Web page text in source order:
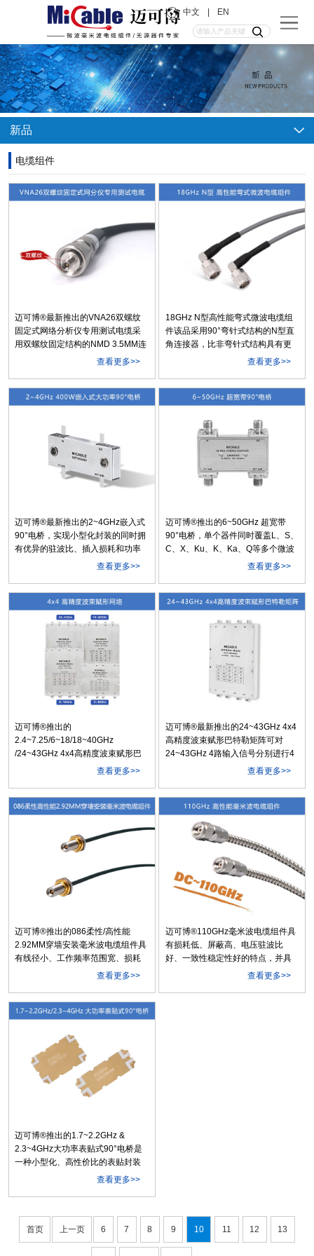
中文 | EN
新品
电缆组件
迈可博®最新推出的VNA26双螺纹
固定式网络分析仪专用测试电缆采
用双螺纹固定结构的NMD 3.5MM连
接器，连接稳定性更好，结构更可
查看更多>>
18GHz N型高性能弯式微波电缆组
件该品采用90°弯针式结构的N型直
角连接器，比非弯针式结构具有更
高的工作频率与更佳的VSWR性
径4.9mm)更具有衰减低、幅相稳定
备、测试仪器、模块之间的连接。
查看更多>>
迈可博®最新推出的2~4GHz嵌入式
90°电桥，实现小型化封装的同时拥
有优异的驻波比、插入损耗和功率
容量，连续波功率处理能力达
功率放大器、功率分配器/合成器、
调制器、天线馈电网络和移相器等
应用的理想选择。
查看更多>>
迈可博®推出的6~50GHz 超宽带
90°电桥，单个器件同时覆盖L、S、
C、X、Ku、K、Ka、Q等多个微波
波段。极宽的工作带宽和极佳的幅
查看更多>>
迈可博®推出的
2.4~7.25/6~18/18~40GHz
/24~43GHz 4x4高精度波束赋形巴
和相位控制，每一路产生4路等幅但
种状态的合成信号....
查看更多>>
迈可博®最新推出的24~43GHz 4x4
高精度波束赋形巴特勒矩阵可对
24~43GHz 4路输入信号分别进行4
路信号分配和相位控制，每一路产
不同的波束指向。
查看更多>>
迈可博®推出的086柔性/高性能
2.92MM穿墙安装毫米波电缆组件具
有线径小、工作频率范围宽、损耗
低、驻波比低、屏蔽高的特点，以
构可靠，耐磨擦抗氧化，经久耐
装与连接的极佳选择。
查看更多>>
迈可博®110GHz毫米波电缆组件具
有损耗低、屏蔽高、电压驻波比
好、一致性稳定性好的特点，并具
有优异的机械稳幅稳相与温度稳相
查看更多>>
迈可博®推出的1.7~2.2GHz &
2.3~4GHz大功率表贴式90°电桥是
一种小型化、高性价比的表贴封装
无源器件，连续波功率处理能力达
率合成网络、天线馈电网络、调制
器、移相器等。
查看更多>>
首页 上一页 6 7 8 9 10 11 12 13